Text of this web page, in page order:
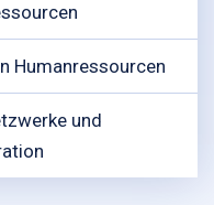
Humanressourcen
und